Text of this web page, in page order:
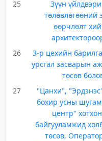
25
Зүүн
төлөвлөгөөний
өөрчлөлт
26
3-р цехийн
урсгал засварын
төсөв
27
"Цанхи",
бохир усны
центр"
байгууламжид
төсөв,